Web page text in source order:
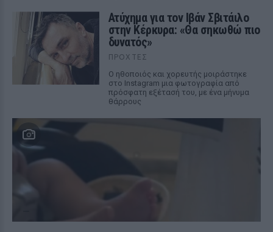
Ατύχημα για τον Ιβάν Σβιτάιλο
στην Κέρκυρα: «Θα σηκωθώ πιο
δυνατός»
ΠΡΟΧΤΈΣ
Ο ηθοποιός και χορευτής μοιράστηκε
στο Instagram μια φωτογραφία από
πρόσφατη εξέτασή του, με ένα μήνυμα
θάρρους